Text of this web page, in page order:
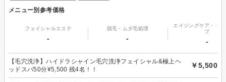
メニュー別参考価格
フェイシャルエステ
-
脱毛・ムダ毛処理
-
エイジングケア・リ
プ
-
【毛穴洗浄】ハイドラシャイン毛穴洗浄フェイシャル&極上ヘ
ッドスパ50分¥5,500 残4名！！
￥5,500